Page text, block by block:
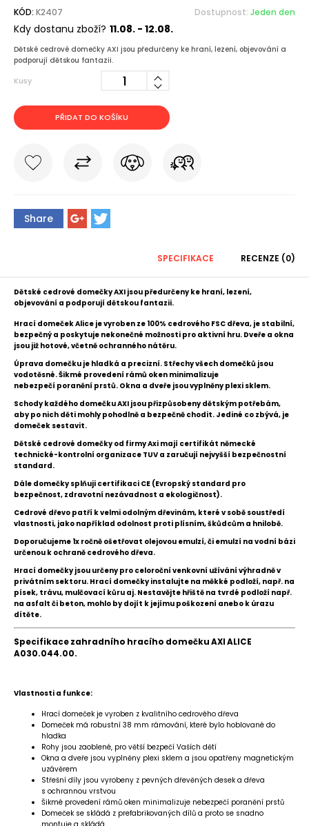
KÓD: K2407 Dostupnost: Jeden den
Kdy dostanu zboží? 11.08. - 12.08.
Dětské cedrové domečky AXI jsou předurčeny ke hraní, lezení, objevování a
podporují dětskou fantazii.
Kusy
PŘIDAT DO KOŠÍKU
Share
SPECIFIKACE RECENZE (0)
Dětské cedrové domečky AXI jsou předurčeny ke hraní, lezení,
objevování a podporují dětskou fantazii.
Hrací domeček Alice je vyroben ze 100% cedrového FSC dřeva, je stabilní,
bezpečný a poskytuje nekonečné možnosti pro aktivní hru. Dveře a okna
jsou již hotové, včetně ochranného nátěru.
Úprava domečku je hladká a precizní. Střechy všech domečků jsou
vodotěsné.Šikmé provedení rámů oken minimalizuje
nebezpečí poranění prstů. Okna a dveře jsou vyplněny plexi sklem.
Schody každého domečku AXI jsou přizpůsobeny dětským potřebám,
aby po nich děti mohly pohodlně a bezpečně chodit. Jediné co zbývá, je
domeček sestavit.
Dětské cedrové domečky od firmy Axi mají certifikát německé
technické-kontrolní organizace TUV a zaručují nejvyšší bezpečnostní
standard.
Dále domečky splňuji certifikaci CE (Evropský standard pro
bezpečnost, zdravotní nezávadnost a ekologičnost).
Cedrové dřevo patří k velmi odolným dřevinám, které v sobě soustředí
vlastnosti, jako například odolnost proti plísním, škůdcům a hnilobě.
Doporučujeme 1x ročně ošetřovat olejovou emulzí, či emulzí na vodní bázi
určenou k ochraně cedrového dřeva.
Hrací domečky jsou určeny pro celoroční venkovní užívání výhradně v
privátním sektoru. Hrací domečky instalujte na měkké podloží, např. na
písek, trávu, mulčovací kůru aj. Nestavějte hřiště na tvrdé podloží např.
na asfalt či beton, mohlo by dojít k jejímu poškození anebo k úrazu
dítěte.
Specifikace zahradního hracího domečku AXI ALICE
A030.044.00.
Vlastnosti a funkce:
Hrací domeček je vyroben z kvalitního cedrového dřeva
Domeček má robustní 38 mm rámování, které bylo hoblované do
hladka
Rohy jsou zaoblené, pro větší bezpečí Vaších dětí
Okna a dveře jsou vyplněny plexi sklem a jsou opatřeny magnetickým
uzávěrem
Střešní díly jsou vyrobeny z pevných dřevěných desek a dřeva
s ochrannou vrstvou
Šikmé provedení rámů oken minimalizuje nebezpečí poranění prstů
Domeček se skládá z prefabrikovaných dílů a proto se snadno